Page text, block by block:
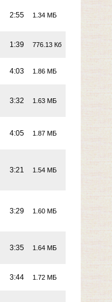
2:55 1.34 МБ
1:39 776.13 Кб
4:03 1.86 МБ
3:32 1.63 МБ
4:05 1.87 МБ
3:21 1.54 МБ
3:29 1.60 МБ
3:35 1.64 МБ
3:44 1.72 МБ